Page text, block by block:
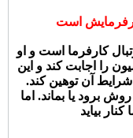
است
کارفرما است و او
را اجابت کند و این
آن توهین کند.
برود یا بماند. اما